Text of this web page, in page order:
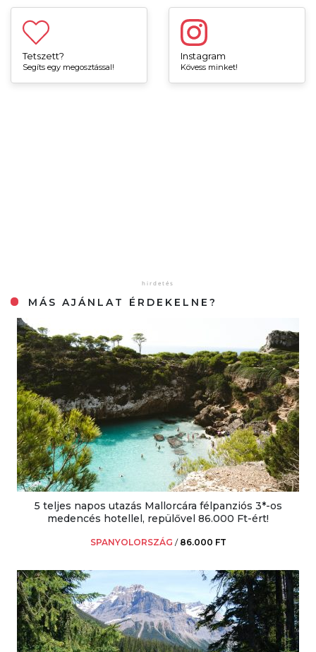
Tetszett?
Segíts egy megosztással!
Instagram
Kövess minket!
MÁS AJÁNLAT ÉRDEKELNE?
5 teljes napos utazás Mallorcára félpanziós 3*-os
medencés hotellel, repülővel 86.000 Ft-ért!
SPANYOLORSZÁG / 86.000 FT